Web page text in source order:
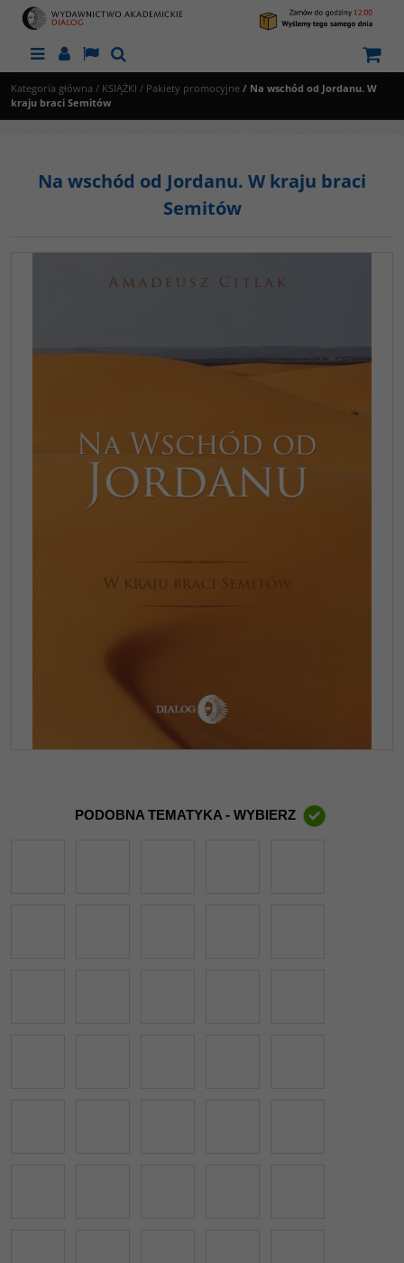
MenuPanelLangSzukaj
Kategoria główna / KSIĄŻKI / Pakiety promocyjne / Na wschód od Jordanu. W
kraju braci Semitów
Na wschód od Jordanu. W kraju braci
Semitów
PODOBNA TEMATYKA - WYBIERZ